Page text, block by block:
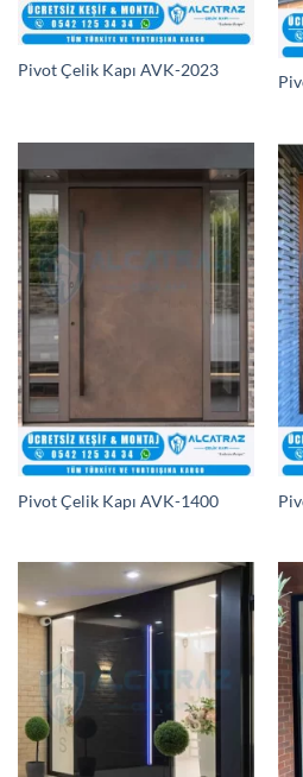
Pivot Çelik Kapı AVK-2023
Pivot Çelik Kapı AVK-1400